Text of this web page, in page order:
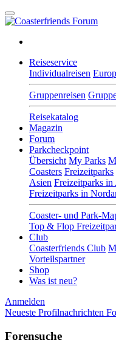
Reiseservice
Individualreisen
Gruppenreisen
Reisekatalog
Magazin
Forum
Parkcheckpoint
Übersicht My Parks
Coasters Freizeitparks
Asien Freizeitparks in
Freizeitparks in
Coaster- und Park-
Top & Flop
Club
Coasterfriends Club
Vorteilspartner
Shop
Was ist neu?
Anmelden
Neueste Profilnachrichten
Forensuche